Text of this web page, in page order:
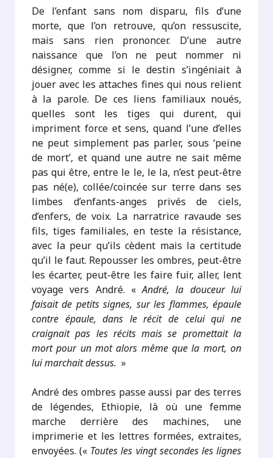
De l’enfant sans nom disparu, fils d’une
morte, que l’on retrouve, qu’on ressuscite,
mais sans rien prononcer. D’une autre
naissance que l’on ne peut nommer ni
désigner, comme si le destin s’ingéniait à
jouer avec les attaches fines qui nous relient
à la parole. De ces liens familiaux noués,
quelles sont les tiges qui durent, qui
impriment force et sens, quand l’une d’elles
ne peut simplement pas parler, sous ‘peine
de mort’, et quand une autre ne sait même
pas qui être, entre le le, le la, n’est peut-être
pas né(e), collée/coincée sur terre dans ses
limbes d’enfants-anges privés de ciels,
d’enfers, de voix. La narratrice ravaude ses
fils, tiges familiales, en teste la résistance,
avec la peur qu’ils cèdent mais la certitude
qu’il le faut. Repousser les ombres, peut-être
les écarter, peut-être les faire fuir, aller, lent
voyage vers André. «André, la douceur lui
faisait de petits signes, sur les flammes, épaule
contre épaule, dans le récit de celui qui ne
craignait pas les récits mais se promettait la
mort pour un mot alors même que la mort, on
lui marchait dessus. »
André des ombres passe aussi par des terres
de légendes, Ethiopie, là où une femme
marche derrière des machines, une
imprimerie et les lettres formées, extraites,
envoyées. (« Toutes les vingt secondes les lignes